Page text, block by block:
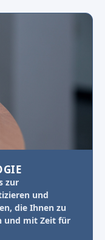
zur
und
die Ihnen zu
und mit Zeit für